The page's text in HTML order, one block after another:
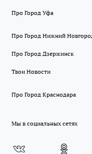
Про Город Уфа
Про Город Нижний
Про Город Дзержинск
Твои Новости
Про Город Краснодара
Мы в социальных сетях